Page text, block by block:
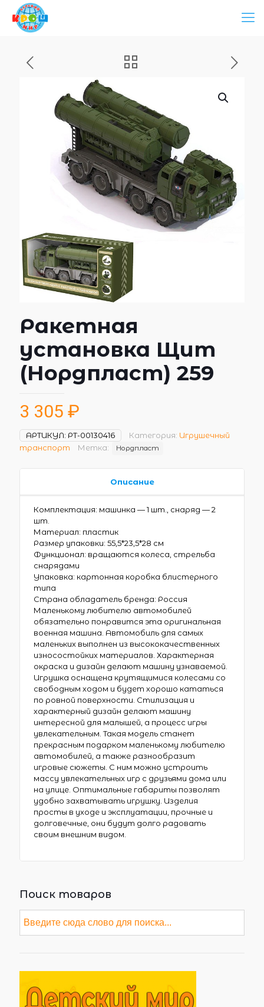
Ракетная
установка Щит
(Нордпласт) 259
3 305 ₽
АРТИКУЛ: РТ-00130416 Категория: Игрушечный
транспорт
Метка: Нордпласт
Описание
Комплектация: машинка — 1 шт., снаряд — 2
шт.
Материал: пластик
Размер упаковки: 55,5*23,5*28 см
Функционал: вращаются колеса, стрельба
снарядами
Упаковка: картонная коробка блистерного
типа
Страна обладатель бренда: Россия
Маленькому любителю автомобилей
обязательно понравится эта оригинальная
военная машина. Автомобиль для самых
маленьких выполнен из высококачественных
износостойких материалов. Характерная
окраска и дизайн делают машину узнаваемой.
Игрушка оснащена крутящимися колесами со
свободным ходом и будет хорошо кататься
по ровной поверхности. Стилизация и
характерный дизайн делают машину
интересной для малышей, а процесс игры
увлекательным. Такая модель станет
прекрасным подарком маленькому любителю
автомобилей, а также разнообразит
игровые сюжеты. С ним можно устроить
массу увлекательных игр с друзьями дома или
на улице. Оптимальные габариты позволят
удобно захватывать игрушку. Изделия
просты в уходе и эксплуатации, прочные и
долговечные, они будут долго радовать
своим внешним видом.
Поиск товаров